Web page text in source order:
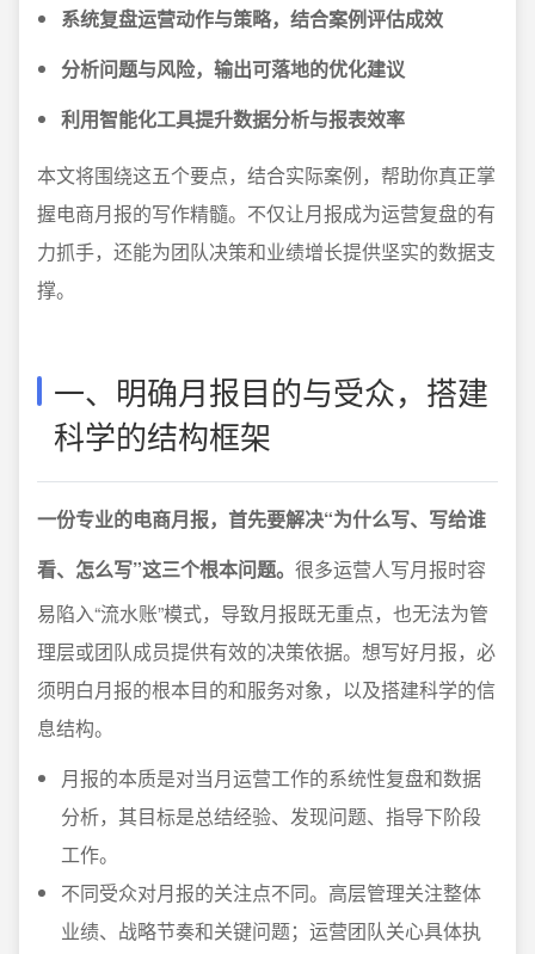
系统复盘运营动作与策略，结合案例评估成效
分析问题与风险，输出可落地的优化建议
利用智能化工具提升数据分析与报表效率
本文将围绕这五个要点，结合实际案例，帮助你真正掌
握电商月报的写作精髓。不仅让月报成为运营复盘的有
力抓手，还能为团队决策和业绩增长提供坚实的数据支
撑。
一、明确月报目的与受众，搭建
科学的结构框架
一份专业的电商月报，首先要解决“为什么写、写给谁
看、怎么写”这三个根本问题。 很多运营人写月报时容
易陷入“流水账”模式，导致月报既无重点，也无法为管
理层或团队成员提供有效的决策依据。想写好月报，必
须明白月报的根本目的和服务对象，以及搭建科学的信
息结构。
月报的本质是对当月运营工作的系统性复盘和数据
分析，其目标是总结经验、发现问题、指导下阶段
工作。
不同受众对月报的关注点不同。高层管理关注整体
业绩、战略节奏和关键问题；运营团队关心具体执